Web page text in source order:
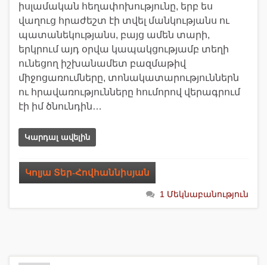
իսլամական հեղափոխությունը, երբ ես
վաղուց հրաժեշտ էի տվել մանկությանս ու
պատանեկությանս, բայց ամեն տարի,
երկրում այդ օրվա կապակցությամբ տեղի
ունեցող իշխանամետ բազմաթիվ
միջոցառումները, տոնակատարություններն
ու հրավառությունները հումորով վերագրում
էի իմ ծնունդին…
Կարդալ ավելին
Կոլյա Տեր-Հովհաննիսյան
1 Մեկնաբանություն